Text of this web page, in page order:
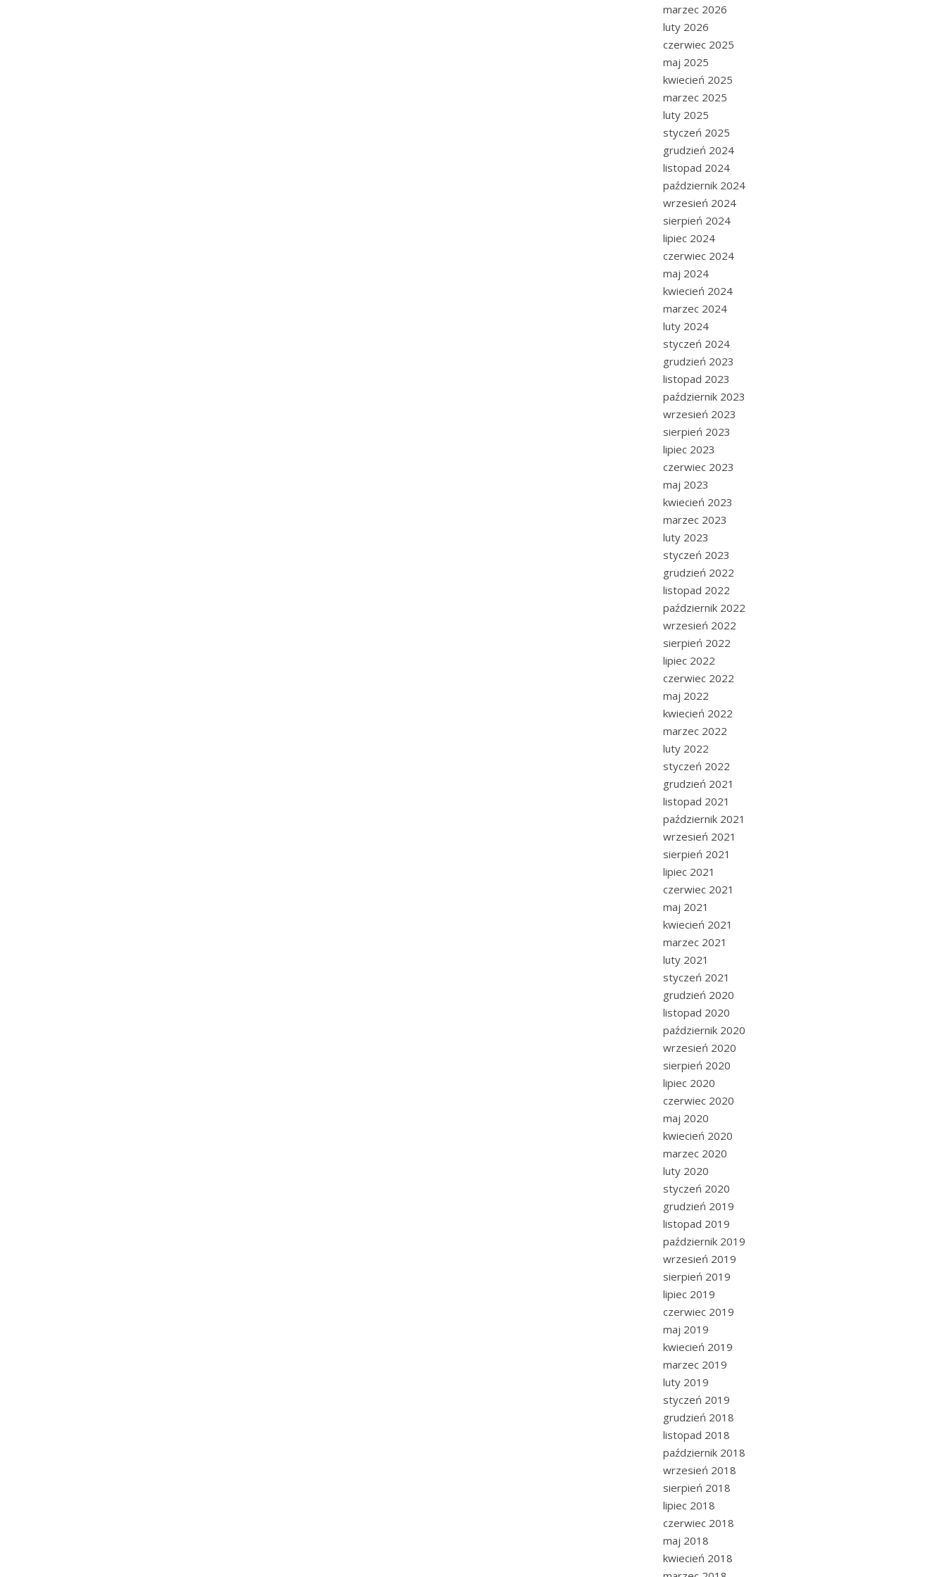
marzec 2026
luty 2026
czerwiec 2025
maj 2025
kwiecień 2025
marzec 2025
luty 2025
styczeń 2025
grudzień 2024
listopad 2024
październik 2024
wrzesień 2024
sierpień 2024
lipiec 2024
czerwiec 2024
maj 2024
kwiecień 2024
marzec 2024
luty 2024
styczeń 2024
grudzień 2023
listopad 2023
październik 2023
wrzesień 2023
sierpień 2023
lipiec 2023
czerwiec 2023
maj 2023
kwiecień 2023
marzec 2023
luty 2023
styczeń 2023
grudzień 2022
listopad 2022
październik 2022
wrzesień 2022
sierpień 2022
lipiec 2022
czerwiec 2022
maj 2022
kwiecień 2022
marzec 2022
luty 2022
styczeń 2022
grudzień 2021
listopad 2021
październik 2021
wrzesień 2021
sierpień 2021
lipiec 2021
czerwiec 2021
maj 2021
kwiecień 2021
marzec 2021
luty 2021
styczeń 2021
grudzień 2020
listopad 2020
październik 2020
wrzesień 2020
sierpień 2020
lipiec 2020
czerwiec 2020
maj 2020
kwiecień 2020
marzec 2020
luty 2020
styczeń 2020
grudzień 2019
listopad 2019
październik 2019
wrzesień 2019
sierpień 2019
lipiec 2019
czerwiec 2019
maj 2019
kwiecień 2019
marzec 2019
luty 2019
styczeń 2019
grudzień 2018
listopad 2018
październik 2018
wrzesień 2018
sierpień 2018
lipiec 2018
czerwiec 2018
maj 2018
kwiecień 2018